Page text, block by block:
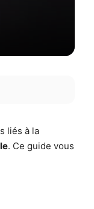
liés à la
. Ce guide vous